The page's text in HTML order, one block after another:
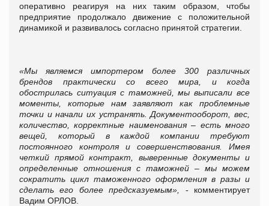
оперативно реагируя на них таким образом, чтобы
предприятие продолжало движение с положительной
динамикой и развивалось согласно принятой стратегии.
«Мы являемся импортером более 300 различных
брендов практически со всего мира, и когда
обострилась ситуация с таможней, мы выписали все
моменты, которые нам заявляют как проблемные
точки и начали их устранять. Документооборот, вес,
количество, корректные наименования – есть много
вещей, который в каждой компании требуют
постоянного контроля и совершенствования. Имея
четкий прямой контракт, выверенные документы и
определенные отношения с таможней – мы можем
сократить цикл таможенного оформления в разы и
сделать его более предсказуемым»,
- комментирует
Вадим ОРЛОВ.